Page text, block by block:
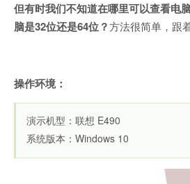
但有时我们不知道在哪里可以查看电
脑是32位还是64位？方法很简单，跟
操作环境：
演示机型：联想 E490
系统版本：Windows 10